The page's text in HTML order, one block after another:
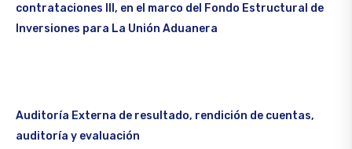
contrataciones III, en el marco del Fondo Estructural de
Inversiones para La Unión Aduanera
Auditoría Externa de resultado, rendición de cuentas,
auditoría y evaluación